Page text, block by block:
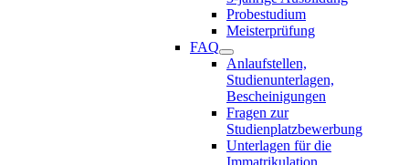
Probestudium
Meisterprüfung
FAQ
Anlaufstellen,
Studienunterlagen,
Bescheinigungen
Fragen zur
Studienplatzbewerbung
Unterlagen für die
Immatrikulation